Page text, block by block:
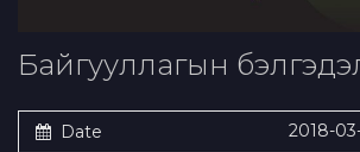
Байгууллагын
Date
2018-